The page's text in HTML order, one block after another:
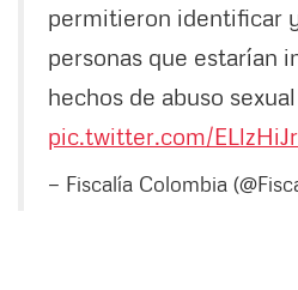
permitieron identificar
personas que estarían
hechos de abuso
pic.twitter.com/
— Fiscalía Colombia